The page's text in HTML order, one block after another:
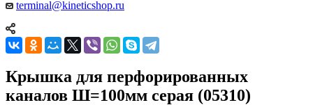
terminal@kineticshop.ru
Крышка для перфорированных
каналов Ш=100мм серая (05310)